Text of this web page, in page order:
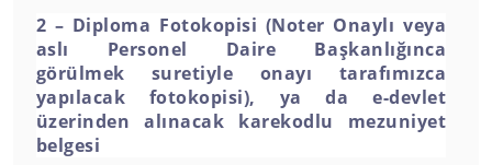
2 – Diploma Fotokopisi (Noter Onaylı veya
aslı Personel Daire Başkanlığınca
görülmek suretiyle onayı tarafımızca
yapılacak fotokopisi), ya da e-devlet
üzerinden alınacak karekodlu mezuniyet
belgesi